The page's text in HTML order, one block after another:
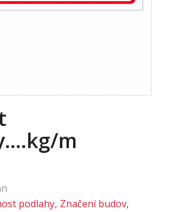
m
podlahy, Značení budov,